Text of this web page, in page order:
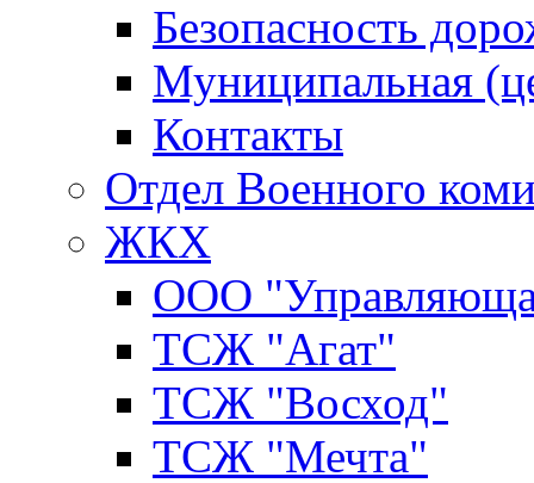
Безопасность
Муниципальная
Контакты
Отдел Военного
ЖКХ
ООО
ТСЖ "Агат"
ТСЖ "Восход"
ТСЖ "Мечта"